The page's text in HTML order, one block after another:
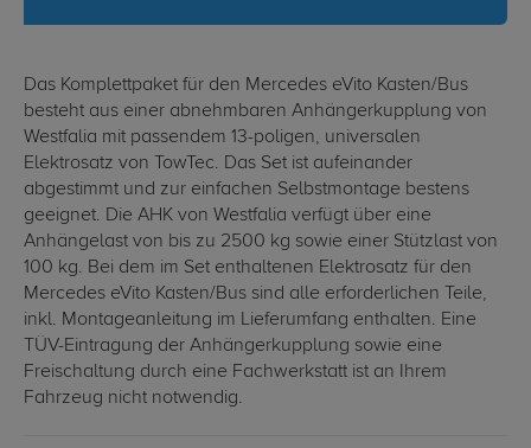
Das Komplettpaket für den Mercedes eVito Kasten/Bus
besteht aus einer abnehmbaren Anhängerkupplung von
Westfalia mit passendem 13-poligen, universalen
Elektrosatz von TowTec. Das Set ist aufeinander
abgestimmt und zur einfachen Selbstmontage bestens
geeignet. Die AHK von Westfalia verfügt über eine
Anhängelast von bis zu 2500 kg sowie einer Stützlast von
100 kg. Bei dem im Set enthaltenen Elektrosatz für den
Mercedes eVito Kasten/Bus sind alle erforderlichen Teile,
inkl. Montageanleitung im Lieferumfang enthalten. Eine
TÜV-Eintragung der Anhängerkupplung sowie eine
Freischaltung durch eine Fachwerkstatt ist an Ihrem
Fahrzeug nicht notwendig.